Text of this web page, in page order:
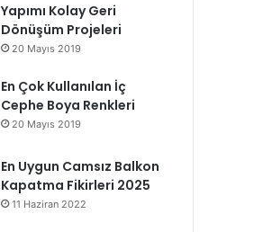
Yapımı Kolay Geri
Dönüşüm Projeleri
20 Mayıs 2019
En Çok Kullanılan İç
Cephe Boya Renkleri
20 Mayıs 2019
En Uygun Camsız Balkon
Kapatma Fikirleri 2025
11 Haziran 2022